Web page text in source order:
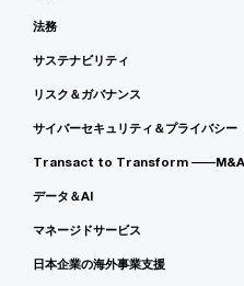
法務
サステナビリティ
リスク＆ガバナンス
サイバーセキュリティ＆プライバシー
Transact to Transform ――M&Aを
データ＆AI
マネージドサービス
日本企業の海外事業支援